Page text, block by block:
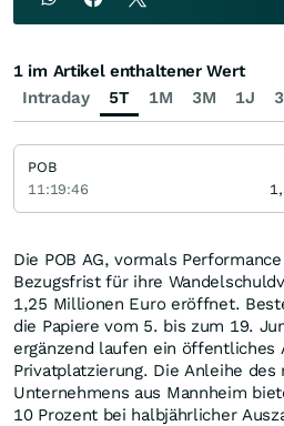
Die POB AG, vormals
Bezugsfrist für ihre
1,25 Millionen Euro eröffnet.
die Papiere vom 5. bis zum 19.
ergänzend laufen ein öffentliches
Privatplatzierung. Die Anleihe
Unternehmens aus Mannheim
10 Prozent bei halbjährlicher
Intraday 5T 1M 3M 1J
1 im Artikel enthaltener Wert
POB
11:19:46